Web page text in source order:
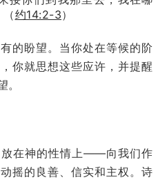
约14:2-3）
的盼望。当你处在等候的阶
你就思想这些应许，并提醒
在神的性情上——向我们作
摇的良善、信实和主权。诗